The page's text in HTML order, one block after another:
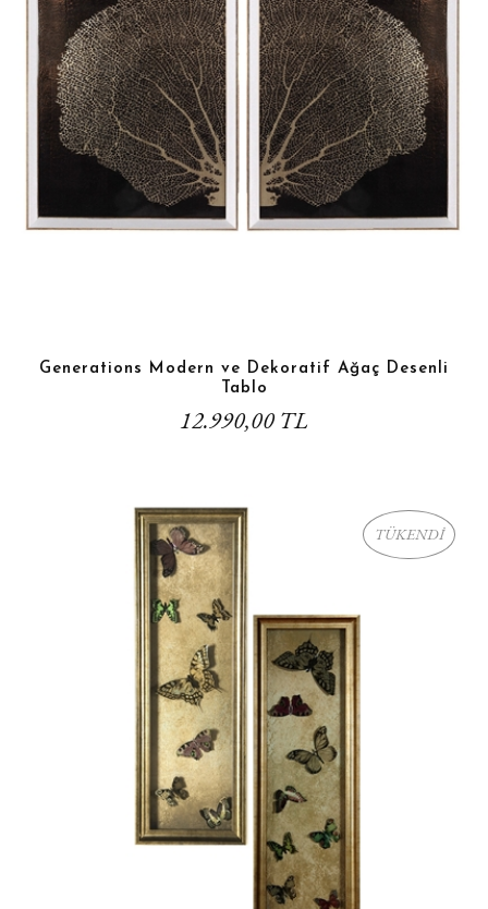
Generations Modern ve Dekoratif Ağaç Desenli
Tablo
12.990,00 TL
TÜKENDİ